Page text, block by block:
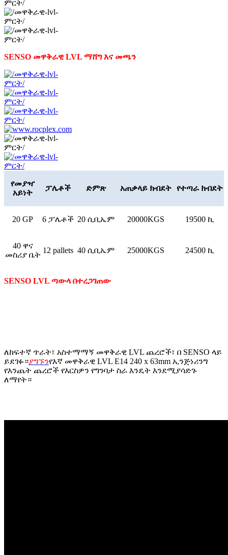
SENSO መዋቅራዊ LVL ማሸግ እና መጫን
የመያዣ
አይነት
ፓሌቶች ድምጽ አጠቃላይ ክብደት የተጣራ ክብደት
20 GP 6 ፓሌቶች 20 ሲቢኤም 20000KGS 19500 ኪ
40 ዋና
መስሪያ ቤት
12 pallets 40 ሲቢኤም 25000KGS 24500 ኪ
SENSO LVL ጣውላ በተረጋገጠው
ለከፍተኛ ጥራት፣ አስተማማኝ መዋቅራዊ LVL ጨረሮች፣ በ SENSO ላይ
ይደገፉ።ያግኙንየእኛ መዋቅራዊ LVL E14 240 x 63mm ኢንጅነሪንግ
የእንጨት ጨረሮች የእርስዎን የግንባታ ስራ እንዴት እንደሚያሳድጉ
ለማየት።